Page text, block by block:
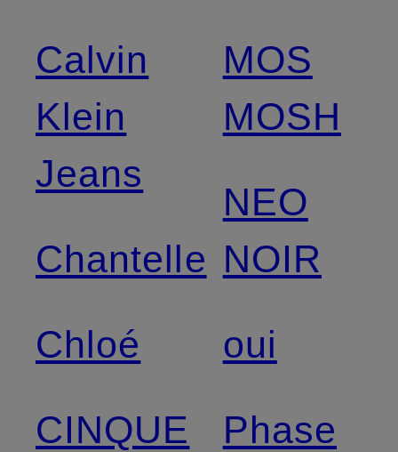
Calvin
Klein
Jeans
Chantelle
Chloé
CINQUE
MOS
MOSH
NEO
NOIR
oui
Phase